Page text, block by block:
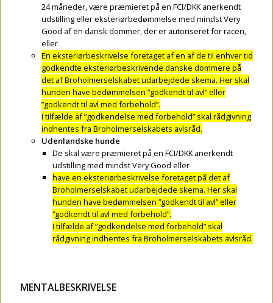
24 måneder, være præmieret på en FCI/DKK anerkendt
udstilling eller eksteriørbedømmelse med mindst Very
Good af en dansk dommer, der er autoriseret for racen,
eller
En eksteriørbeskrivelse foretaget af en af de til enhver tid
godkendte eksteriørbeskrivende danske dommere på
det af Broholmerselskabet udarbejdede skema. Her skal
hunden have bedømmelsen ”godkendt til avl” eller
”godkendt til avl med forbehold”.
I tilfælde af ”godkendelse med forbehold” skal rådgivning
indhentes fra Broholmerselskabets avlsråd.
Udenlandske hunde
De skal være præmieret på en FCI/DKK anerkendt
udstilling med mindst Very Good eller
have en eksteriørbeskrivelse foretaget på det af
Broholmerselskabet udarbejdede skema. Her skal
hunden have bedømmelsen ”godkendt til avl” eller
”godkendt til avl med forbehold”.
I tilfælde af ”godkendelse med forbehold” skal
rådgivning indhentes fra Broholmerselskabets avlsråd.
MENTALBESKRIVELSE